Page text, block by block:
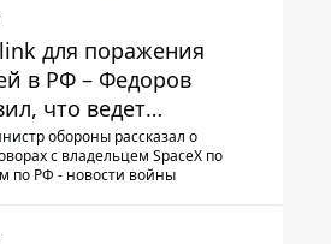
для поражения
в РФ – Федоров
что ведет
с Илоном
обороны рассказал о
с владельцем SpaceX по
по РФ - новости войны